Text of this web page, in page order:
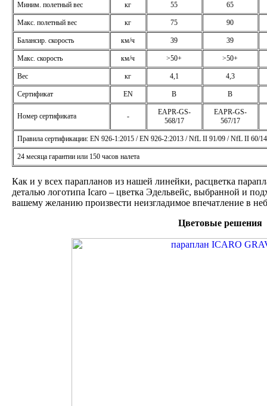
Миним. полетный вес кг 55 65
Макс. полетный вес кг 75 90
Балансир. скорость км/ч 39 39
Макс. скорость км/ч >50+ >50+
Вес кг 4,1 4,3
Сертификат EN B B
Номер сертификата -
EAPR-GS-
568/17
EAPR-GS-
567/17
Правила сертификации: EN 926-1:2015 / EN 926-2:2013 / NfL II 91/09 / NfL II 60/14
24 месяца гарантии или 150 часов налета
Как и у всех парапланов из нашей линейки, расцветка
деталью логотипа Icaro – цветка Эдельвейс, выбранной и
вашему желанию произвести неизгладимое впечатление в
Цветовые решения